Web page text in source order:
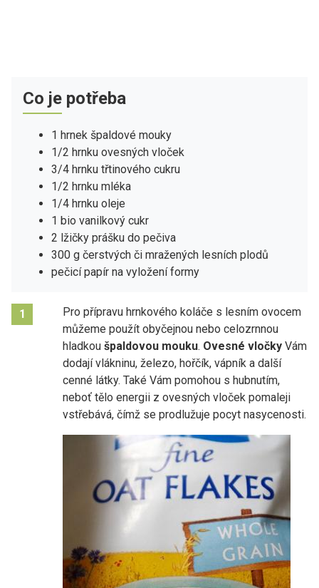
Co je potřeba
1 hrnek špaldové mouky
1/2 hrnku ovesných vloček
3/4 hrnku třtinového cukru
1/2 hrnku mléka
1/4 hrnku oleje
1 bio vanilkový cukr
2 lžičky prášku do pečiva
300 g čerstvých či mražených lesních plodů
pečicí papír na vyložení formy
1
Pro přípravu hrnkového koláče s lesním ovocem
můžeme použít obyčejnou nebo celozrnnou
hladkou špaldovou mouku. Ovesné vločky Vám
dodají vlákninu, železo, hořčík, vápník a další
cenné látky. Také Vám pomohou s hubnutím,
neboť tělo energii z ovesných vloček pomaleji
vstřebává, čímž se prodlužuje pocyt nasycenosti.